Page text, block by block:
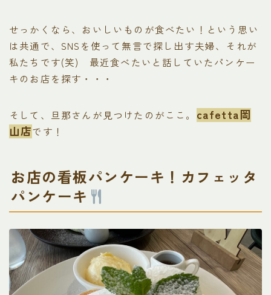
せっかくなら、おいしいものが食べたい！という思い
は共通で、SNSを使って無言で探し出す夫婦、それが
私たちです(笑) 最近食べたいと話していたパンケー
キのお店を探す・・・
そして、旦那さんが見つけたのがここ。 cafetta岡
山店です！
お店の看板パンケーキ！カフェッタ
パンケーキ